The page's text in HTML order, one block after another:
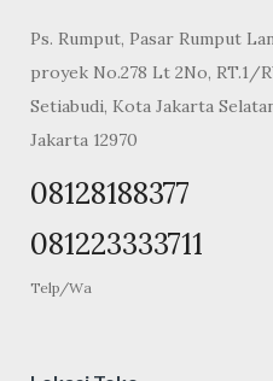
Ps. Rumput, Pasar Rumput
proyek No.278 Lt 2No, RT.1/
Setiabudi, Kota Jakarta
Jakarta 12970
08128188377
081223333711
Telp/Wa